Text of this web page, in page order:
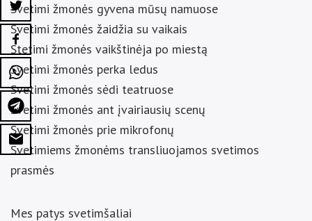
Svetimi žmonės gyvena mūsų namuose
Svetimi žmonės žaidžia su vaikais
Stetimi žmonės vaikštinėja po miestą
Svetimi žmonės perka ledus
Svetimi žmonės sėdi teatruose
Svetimi žmonės ant įvairiausių scenų
Svetimi žmonės prie mikrofonų
Svetimiems žmonėms transliuojamos svetimos
prasmės
Mes patys svetimšaliai